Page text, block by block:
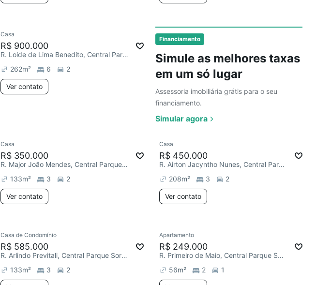
Financiamento
Simule as melhores taxas
em um só lugar
Assessoria imobiliária grátis para o seu
financiamento.
Simular agora
Ver
Casa
R$ 900.000
R. Loide de Lima Benedito, Central Parque Sorocaba
262m² 6 2
Ver contato
Casa
R$ 350.000
R. Major João Mendes, Central Parque Sorocaba
133m² 3 2
Ver contato
Casa
R$ 450.000
R. Airton Jacyntho Nunes, Central Parque Sorocaba
208m² 3 2
Ver contato
Casa de Condomínio
R$ 585.000
R. Arlindo Previtali, Central Parque Sorocaba
133m² 3 2
Apartamento
R$ 249.000
R. Primeiro de Maio, Central Parque Sorocaba
56m² 2 1